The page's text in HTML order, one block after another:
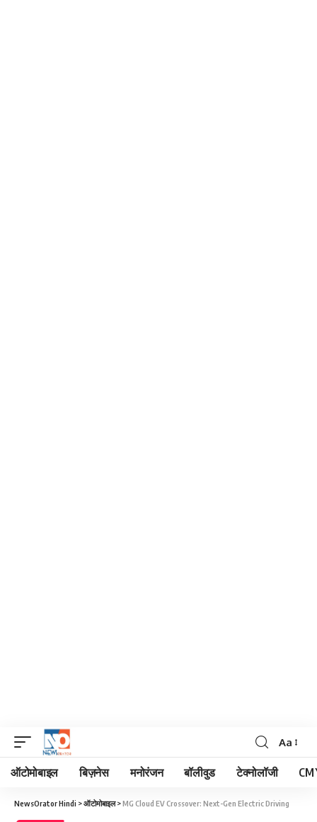
Font
Resizer
Aa
ऑटोमोबाइल बिज़नेस मनोरंजन बॉलीवुड टेक्नोलॉजी CM
NewsOrator Hindi >ऑटोमोबाइल>MG Cloud EV Crossover: Next-Gen Electric Driving